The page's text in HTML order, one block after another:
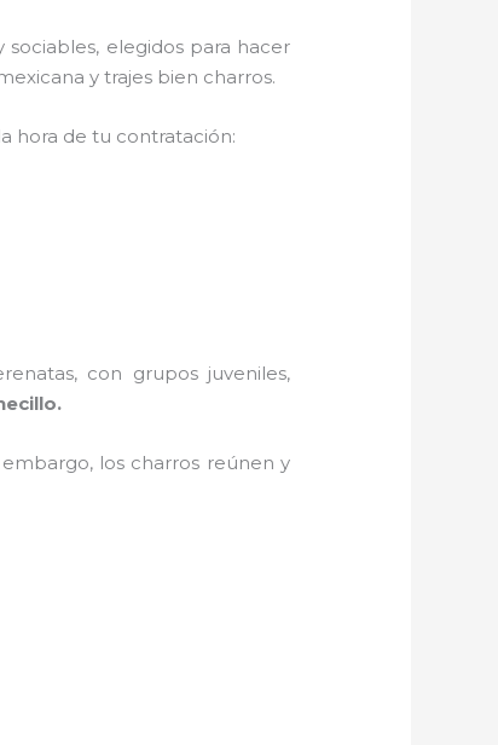
elegidos para hacer
y trajes bien charros.
hora de tu contratación:
con grupos juveniles,
los charros reúnen y